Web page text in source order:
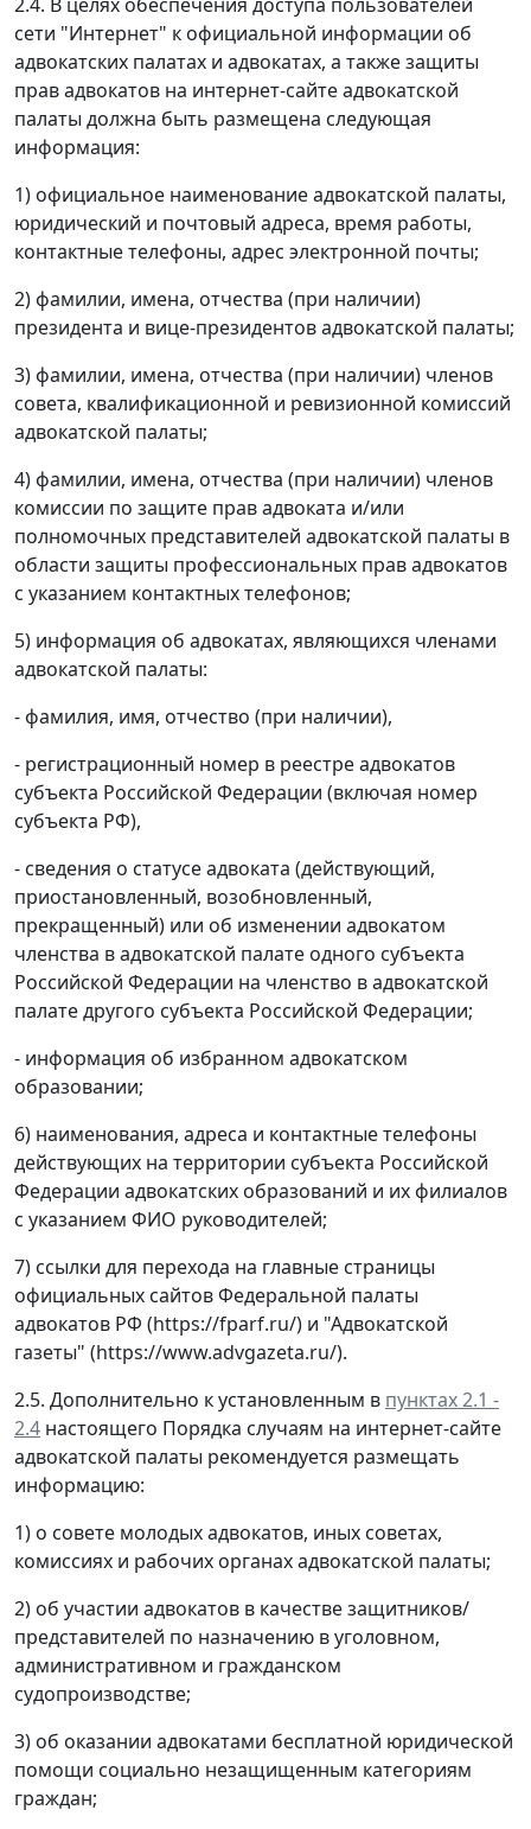
сети "Интернет" к официальной информации об
адвокатских палатах и адвокатах, а также защиты
прав адвокатов на интернет-сайте адвокатской
палаты должна быть размещена следующая
информация:
1) официальное наименование адвокатской палаты,
юридический и почтовый адреса, время работы,
контактные телефоны, адрес электронной почты;
2) фамилии, имена, отчества (при наличии)
президента и вице-президентов адвокатской палаты;
3) фамилии, имена, отчества (при наличии) членов
совета, квалификационной и ревизионной комиссий
адвокатской палаты;
4) фамилии, имена, отчества (при наличии) членов
комиссии по защите прав адвоката и/или
полномочных представителей адвокатской палаты в
области защиты профессиональных прав адвокатов
с указанием контактных телефонов;
5) информация об адвокатах, являющихся членами
адвокатской палаты:
- фамилия, имя, отчество (при наличии),
- регистрационный номер в реестре адвокатов
субъекта Российской Федерации (включая номер
субъекта РФ),
- сведения о статусе адвоката (действующий,
приостановленный, возобновленный,
прекращенный) или об изменении адвокатом
членства в адвокатской палате одного субъекта
Российской Федерации на членство в адвокатской
палате другого субъекта Российской Федерации;
- информация об избранном адвокатском
образовании;
6) наименования, адреса и контактные телефоны
действующих на территории субъекта Российской
Федерации адвокатских образований и их филиалов
с указанием ФИО руководителей;
7) ссылки для перехода на главные страницы
официальных сайтов Федеральной палаты
адвокатов РФ (https://fparf.ru/) и "Адвокатской
газеты" (https://www.advgazeta.ru/).
2.5. Дополнительно к установленным в пунктах 2.1 -
2.4 настоящего Порядка случаям на интернет-сайте
адвокатской палаты рекомендуется размещать
информацию:
1) о совете молодых адвокатов, иных советах,
комиссиях и рабочих органах адвокатской палаты;
2) об участии адвокатов в качестве защитников/
представителей по назначению в уголовном,
административном и гражданском
судопроизводстве;
3) об оказании адвокатами бесплатной юридической
помощи социально незащищенным категориям
граждан;